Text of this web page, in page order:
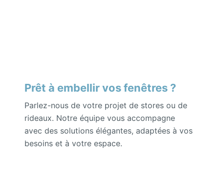
Prêt à embellir vos fenêtres ?
Parlez-nous de votre projet de stores ou de
rideaux. Notre équipe vous accompagne
avec des solutions élégantes, adaptées à vos
besoins et à votre espace.